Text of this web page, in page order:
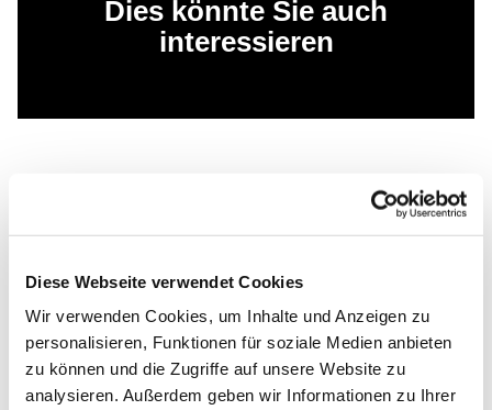
Diese Webseite verwendet Cookies
Wir verwenden Cookies, um Inhalte und Anzeigen zu
personalisieren, Funktionen für soziale Medien anbieten
zu können und die Zugriffe auf unsere Website zu
analysieren. Außerdem geben wir Informationen zu Ihrer
Dies könnte Sie auch
interessieren